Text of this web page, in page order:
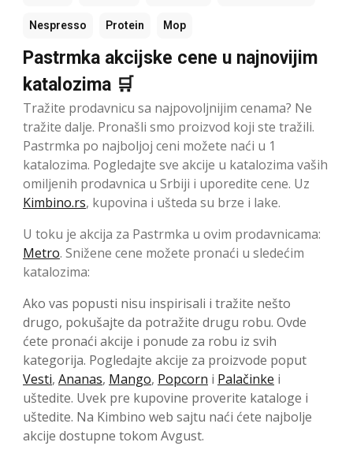
Nespresso Protein Mop
Pastrmka akcijske cene u najnovijim
katalozima 🛒
Tražite prodavnicu sa najpovoljnijim cenama? Ne
tražite dalje. Pronašli smo proizvod koji ste tražili.
Pastrmka po najboljoj ceni možete naći u 1
katalozima. Pogledajte sve akcije u katalozima vaših
omiljenih prodavnica u Srbiji i uporedite cene. Uz
Kimbino.rs, kupovina i ušteda su brze i lake.
U toku je akcija za Pastrmka u ovim prodavnicama:
Metro. Snižene cene možete pronaći u sledećim
katalozima:
Ako vas popusti nisu inspirisali i tražite nešto
drugo, pokušajte da potražite drugu robu. Ovde
ćete pronaći akcije i ponude za robu iz svih
kategorija. Pogledajte akcije za proizvode poput
Vesti, Ananas, Mango, Popcorn i Palačinke i
uštedite. Uvek pre kupovine proverite kataloge i
uštedite. Na Kimbino web sajtu naći ćete najbolje
akcije dostupne tokom Avgust.